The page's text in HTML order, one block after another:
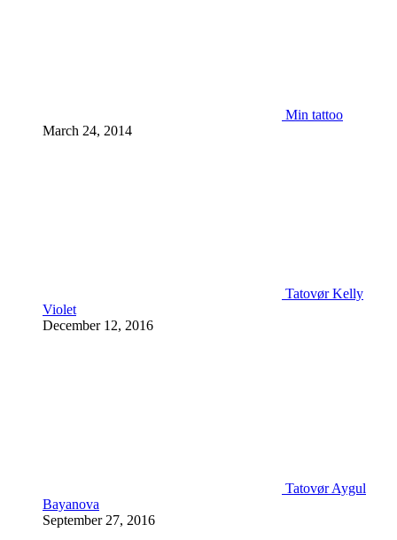
Min tattoo
March 24, 2014
Tatovør Kelly
Violet
December 12, 2016
Tatovør Aygul
Bayanova
September 27, 2016